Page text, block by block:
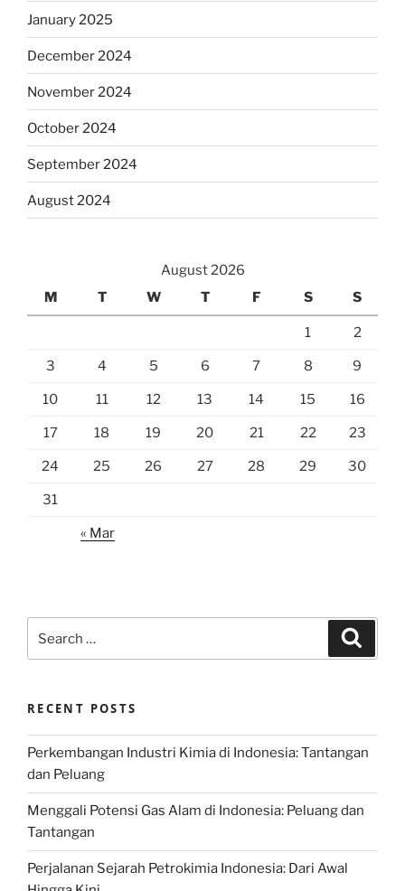
January 2025
December 2024
November 2024
October 2024
September 2024
August 2024
August 2026
M
T W T F S S
1 2
3 4 5 6 7 8 9
10 11 12 13 14 15 16
17 18 19 20 21 22 23
24 25 26 27 28 29 30
31
« Mar
for:
RECENT POSTS
Perkembangan Industri Kimia di Indonesia: Tantangan
dan Peluang
Menggali Potensi Gas Alam di Indonesia: Peluang dan
Tantangan
Perjalanan Sejarah Petrokimia Indonesia: Dari Awal